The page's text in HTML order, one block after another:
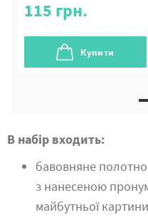
115 грн.
Купити
В набір входить:
бавовняне
з нанесеною
майбутньої картини